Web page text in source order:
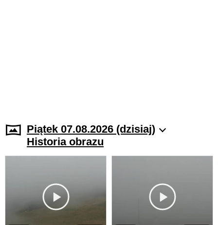
Piątek 07.08.2026 (dzisiaj)
Historia obrazu